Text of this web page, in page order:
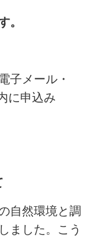
。
子メール・
に申込み
自然環境と調
ました。こう